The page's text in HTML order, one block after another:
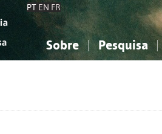
PT EN FR
Sobre Pesquisa